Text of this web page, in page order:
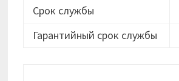
Срок службы
Гарантийный срок службы